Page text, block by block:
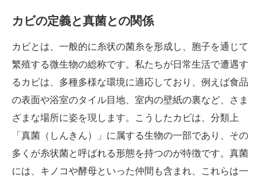
カビの定義と真菌との関係
カビとは、一般的に糸状の菌糸を形成し、胞子を通じて
繁殖する微生物の総称です。私たちが日常生活で遭遇す
るカビは、多種多様な環境に適応しており、例えば食品
の表面や浴室のタイル目地、室内の壁紙の裏など、さま
ざまな場所に姿を現します。こうしたカビは、分類上
「真菌（しんきん）」に属する生物の一部であり、その
多くが糸状菌と呼ばれる形態を持つのが特徴です。真菌
には、キノコや酵母といった仲間も含まれ、これらは一